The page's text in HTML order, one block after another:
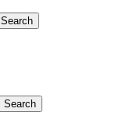
Search
Search